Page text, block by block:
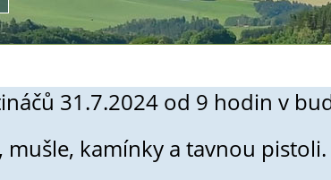
31.7.2024 od 9 hodin v
mušle, kamínky a tavnou pistoli.